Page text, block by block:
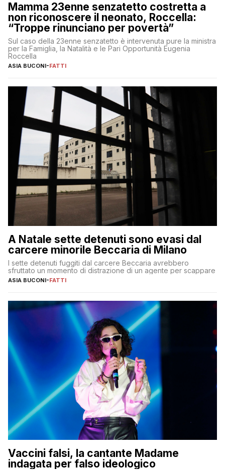
Mamma 23enne senzatetto costretta a
non riconoscere il neonato, Roccella:
“Troppe rinunciano per povertà”
Sul caso della 23enne senzatetto è intervenuta pure la ministra
per la Famiglia, la Natalità e le Pari Opportunità Eugenia
Roccella
ASIA BUCONI-FATTI
A Natale sette detenuti sono evasi dal
carcere minorile Beccaria di Milano
I sette detenuti fuggiti dal carcere Beccaria avrebbero
sfruttato un momento di distrazione di un agente per scappare
ASIA BUCONI-FATTI
Vaccini falsi, la cantante Madame
indagata per falso ideologico